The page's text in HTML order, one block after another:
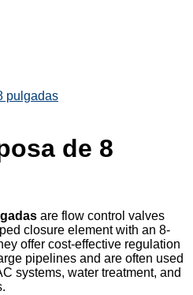
pulgadas
de 8
are flow control valves
closure element with an 8-
offer cost-effective regulation
pipelines and are often used
systems, water treatment, and